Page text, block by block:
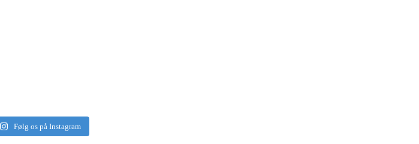
Følg os på Instagram